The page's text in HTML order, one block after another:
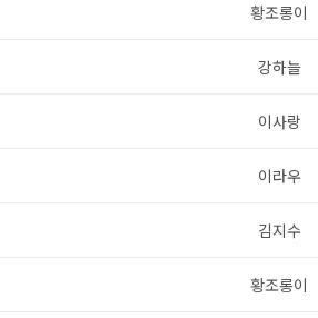
황조롱이
강하늘
이사랑
이라우
김지수
황조롱이